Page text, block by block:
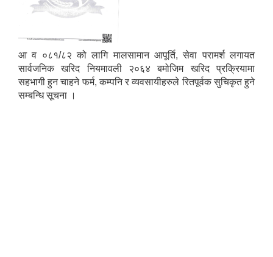
आ व ०८१/८२ को लागि मालसामान आपूर्ति, सेवा परामर्श लगायत
सार्वजनिक खरिद नियमावली २०६४ बमोजिम खरिद प्रक्रियामा
सहभागी हुन चाहने फर्म, कम्पनि र व्यवसायीहरुले रितपूर्वक सुचिकृत हुने
सम्बन्धि सूचना ।